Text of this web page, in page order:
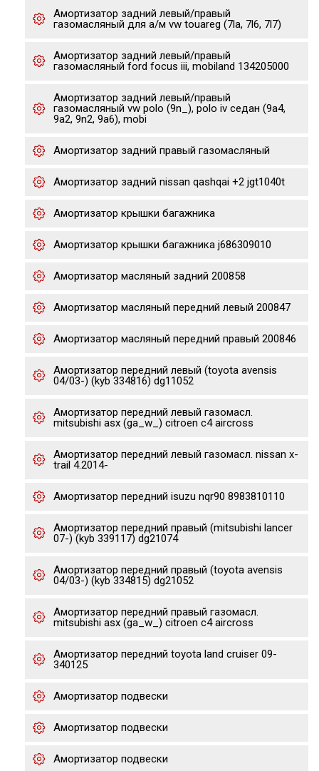
Амортизатор задний левый/правый
газомасляный для а/м vw touareg (7la, 7l6, 7l7)
Амортизатор задний левый/правый
газомасляный ford focus iii, mobiland 134205000
Амортизатор задний левый/правый
газомасляный vw polo (9n_), polo iv седан (9a4,
9a2, 9n2, 9a6), mobi
Амортизатор задний правый газомасляный
Амортизатор задний nissan qashqai +2 jgt1040t
Амортизатор крышки багажника
Амортизатор крышки багажника j686309010
Амортизатор масляный задний 200858
Амортизатор масляный передний левый 200847
Амортизатор масляный передний правый 200846
Амортизатор передний левый (toyota avensis
04/03-) (kyb 334816) dg11052
Амортизатор передний левый газомасл.
mitsubishi asx (ga_w_) citroen c4 aircross
Амортизатор передний левый газомасл. nissan x-
trail 4.2014-
Амортизатор передний isuzu nqr90 8983810110
Амортизатор передний правый (mitsubishi lancer
07-) (kyb 339117) dg21074
Амортизатор передний правый (toyota avensis
04/03-) (kyb 334815) dg21052
Амортизатор передний правый газомасл.
mitsubishi asx (ga_w_) citroen c4 aircross
Амортизатор передний toyota land cruiser 09-
340125
Амортизатор подвески
Амортизатор подвески
Амортизатор подвески